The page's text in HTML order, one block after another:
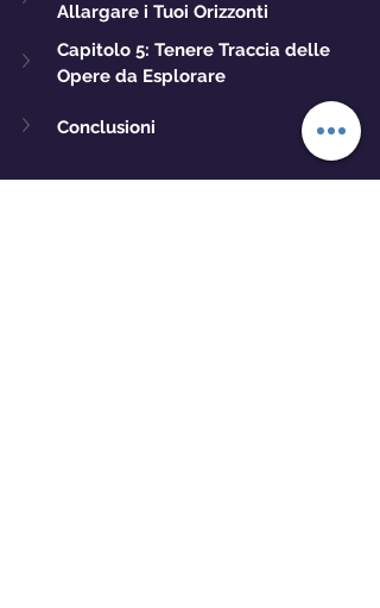
Allargare i Tuoi Orizzonti
Capitolo 5: Tenere Traccia delle
Opere da Esplorare
Conclusioni